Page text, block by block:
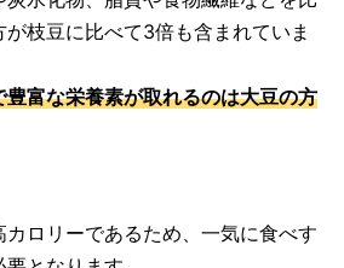
枝豆に比べて3倍も含まれていま
豊富な栄養素が取れるのは大豆の方
カロリーであるため、一気に食べす